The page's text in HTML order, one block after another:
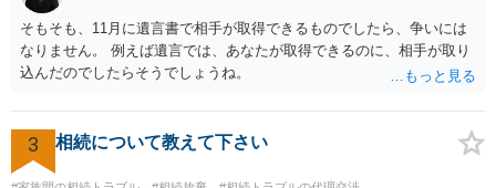
比較的短い熟慮期間のことを考えると、来週早々すぐにでも御連絡す
る方が良いでしょう。 もし法テラスが御利用になれない、あるいは時
間がない等であれば、相続を取扱分野としている弁護士を適宜探し
（WEB等で）、問い合わせてみることです。相続を扱う弁護士でも相
見積もりをとって）、一番安いところでやってもらうことに決めれ
ば、キューちゃんママさんの御希望をかなえることができるのではな
そもそも、11月に遺言書で相手が取得できるものでしたら、争いには
なりません。 例えば遺言では、あなたが取得できるのに、相手が取り
込んだのでしたらそうでしょうね。
3 相続について教えて下さい